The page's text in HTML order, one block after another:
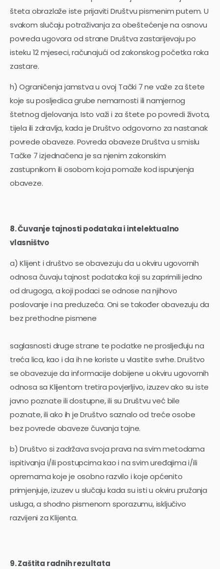
šteta obrazlaže iste prijaviti Društvu pismenim putem. U
svakom slučaju potraživanja za obeštećenje na osnovu
povreda ugovora od strane Društva zastarijevaju po
isteku 12 mjeseci, računajući od zakonskog početka roka
zastare.
h) Ograničenja jamstva u ovoj Tački 7 ne važe za štete
koje su posljedica grube nemarnosti ili namjernog
štetnog djelovanja. Isto važi i za štete po povredi života,
tijela ili zdravlja, kada je Društvo odgovorno za nastanak
povrede obaveze. Povreda obaveze Društva u smislu
Tačke 7 izjednačena je sa njenim zakonskim
zastupnikom ili osobom koja pomaže kod ispunjenja
obaveze.
8. Čuvanje tajnosti podataka i intelektualno
vlasništvo
a) Klijent i društvo se obavezuju da u okviru ugovornih
odnosa čuvaju tajnost podataka koji su zaprimili jedno
od drugoga, a koji podaci se odnose na njihovo
poslovanje i na preduzeća. Oni se također obavezuju da
bez prethodne pismene
saglasnosti druge strane te podatke ne prosljeđuju na
treća lica, kao i da ih ne koriste u vlastite svrhe. Društvo
se obavezuje da informacije dobijene u okviru ugovornih
odnosa sa Klijentom tretira povjerljivo, izuzev ako su iste
javno poznate ili dostupne, ili su Društvu već bile
poznate, ili ako ih je Društvo saznalo od treće osobe
bez povrede obaveze čuvanja tajne.
b) Društvo si zadržava svoja prava na svim metodama
ispitivanja i/ili postupcima kao i na svim uređajima i/ili
opremama koje je osobno razvilo i koje općenito
primjenjuje, izuzev u slučaju kada su isti u okviru pružanja
usluga, a shodno pismenom sporazumu, isključivo
razvijeni za Klijenta.
9. Zaštita radnih rezultata